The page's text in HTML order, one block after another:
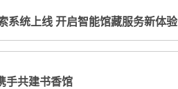
系统上线 开启智能馆藏服务新体验
手共建书香馆